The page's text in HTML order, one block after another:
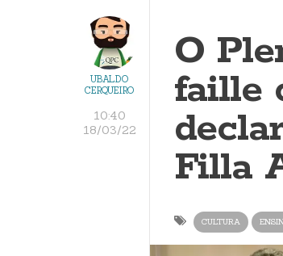
UBALDO
CERQUEIRO
10:40
18/03/22
O
faille
Filla
CULTURA